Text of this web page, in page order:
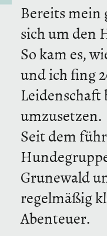
Bereits mein
sich um den
So kam es,
und ich fing
umzusetzen.
Seit dem
Grunewald
regelmäßig
Abenteuer.